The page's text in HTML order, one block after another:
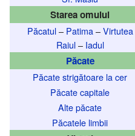
Starea omului
Păcatul– Patima–Virtutea
Raiul– Iadul
Păcate
Păcate strigătoare la cer
Păcate capitale
Alte păcate
Păcatele limbii